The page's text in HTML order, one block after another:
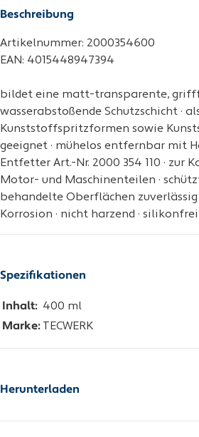
Beschreibung
Artikelnummer: 2000354600
EAN: 4015448947394
bildet eine matt-transparente,
wasserabstoßende Schutzschicht ·
Kunststoffspritzformen sowie
geeignet · mühelos entfernbar mit
Entfetter Art.-Nr. 2000 354 110 · zur
Motor- und Maschinenteilen ·
behandelte Oberflächen zuverlässig
Korrosion · nicht harzend · silikonfrei
Spezifikationen
Inhalt: 400 ml
Marke:
TECWERK
Herunterladen
Sicherheitsdatenblatt